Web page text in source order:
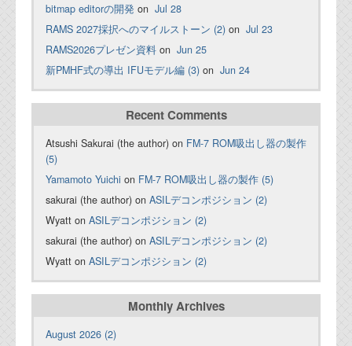
bitmap editorの開発 on Jul 28
RAMS 2027採択へのマイルストーン (2) on Jul 23
RAMS2026プレゼン資料 on Jun 25
新PMHF式の導出 IFUモデル編 (3) on Jun 24
Recent Comments
Atsushi Sakurai (the author) on FM-7 ROM吸出し器の製作
(5)
Yamamoto Yuichi on FM-7 ROM吸出し器の製作 (5)
sakurai (the author) on ASILデコンポジション (2)
Wyatt on ASILデコンポジション (2)
sakurai (the author) on ASILデコンポジション (2)
Wyatt on ASILデコンポジション (2)
Monthly Archives
August 2026 (2)